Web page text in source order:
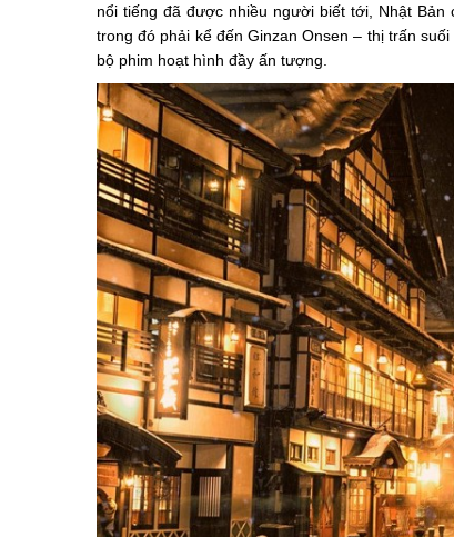
nổi tiếng đã được nhiều người biết tới, Nhật
trong đó phải kể đến Ginzan Onsen – thị trấn
bộ phim hoạt hình đầy ấn tượng.